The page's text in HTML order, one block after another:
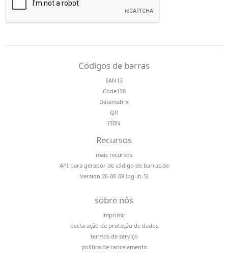
Códigos de barras
EAN13
Code128
Datamatrix
QR
ISBN
Recursos
mais recursos
API para gerador de código de barras.de
Version 26-08-08 (bg-lb-5)
sobre nós
imprimir
declaração de proteção de dados
termos de serviço
política de cancelamento